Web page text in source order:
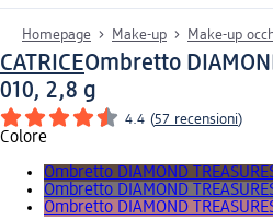
Homepage Make-up Make-up
CATRICEOmbretto
010, 2,8 g
4.4 (57 recensioni)
Colore
Ombretto DIAMOND
Ombretto DIAMOND
Ombretto DIAMOND